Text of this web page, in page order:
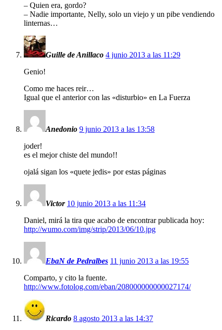
– Quien era, gordo?
– Nadie importante, Nelly, solo un viejo y un pibe vendiendo
linternas…
Guille de Anillaco 4 junio 2013 a las 11:29
Genio!
Como me haces reir…
Igual que el anterior con las «disturbio» en La Fuerza
Anedonio 9 junio 2013 a las 13:58
joder!
es el mejor chiste del mundo!!
ojalá sigan los «quete jedis» por estas páginas
Victor 10 junio 2013 a las 11:34
Daniel, mirá la tira que acabo de encontrar publicada hoy:
http://wumo.com/img/strip/2013/06/10.jpg
EbaN de Pedralbes 11 junio 2013 a las 19:55
Comparto, y cito la fuente.
http://www.fotolog.com/eban/208000000000027174/
Ricardo 8 agosto 2013 a las 14:37